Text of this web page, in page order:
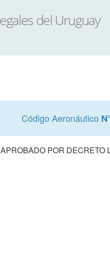
Código Aeronáutico
APROBADO POR DECRETO